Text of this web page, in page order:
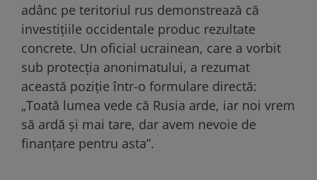
adânc pe teritoriul rus demonstrează că
investițiile occidentale produc rezultate
concrete. Un oficial ucrainean, care a vorbit
sub protecția anonimatului, a rezumat
această poziție într-o formulare directă:
„Toată lumea vede că Rusia arde, iar noi vrem
să ardă și mai tare, dar avem nevoie de
finanțare pentru asta”.